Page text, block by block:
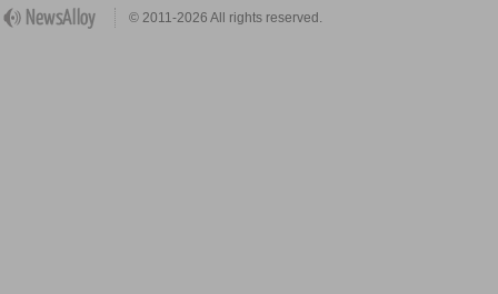
© 2011-2026 All rights reserved.